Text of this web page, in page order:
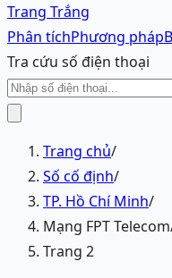
Trang Trắng
Phân tíchPhương pháp
Tra cứu số điện thoại
Trang chủ/
Số cố định/
TP. Hồ Chí Minh/
Mạng FPT Telecom
Trang 2